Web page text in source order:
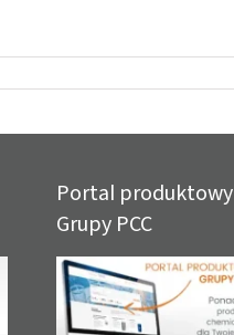
Portal produktowy
Grupy PCC